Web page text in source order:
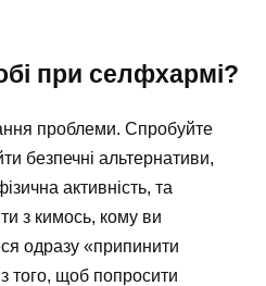
при селфхармі?
проблеми. Спробуйте
безпечні альтернативи,
активність, та
з кимось, кому ви
одразу «припинити
того, щоб попросити